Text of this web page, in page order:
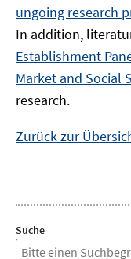
ungoing research
In addition,
Establishment
Market and Social
research.
Zurück zur
Suche